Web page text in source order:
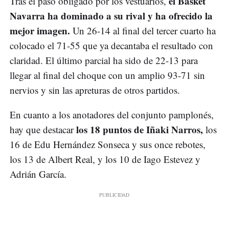
Navarra ha dominado a su rival y ha ofrecido la
mejor imagen. Un 26-14 al final del tercer cuarto ha
colocado el 71-55 que ya decantaba el resultado con
claridad. El último parcial ha sido de 22-13 para
llegar al final del choque con un amplio 93-71 sin
nervios y sin las apreturas de otros partidos.
En cuanto a los anotadores del conjunto pamplonés,
hay que destacarlos 18 puntos de Iñaki Narros, los
16 de Edu Hernández Sonseca y sus once rebotes,
los 13 de Albert Real, y los 10 de Iago Estevez y
Adrián García.